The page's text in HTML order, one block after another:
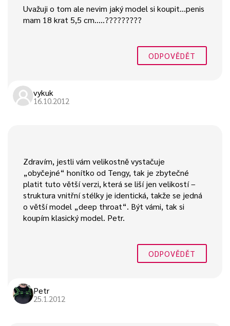
Uvažuji o tom ale nevim jaký model si koupit…penis
mam 18 krat 5,5 cm…..?????????
ODPOVĚDĚT
vykuk
16.10.2012
Zdravím, jestli vám velikostně vystačuje
„obyčejné“ honítko od Tengy, tak je zbytečné
platit tuto větší verzi, která se liší jen velikostí –
struktura vnitřní stélky je identická, takže se jedná
o větší model „deep throat“. Být vámi, tak si
koupím klasický model. Petr.
ODPOVĚDĚT
Petr
25.1.2012